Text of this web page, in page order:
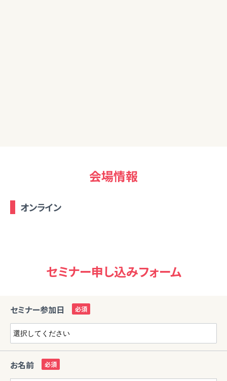
会場情報
オンライン
セミナー申し込みフォーム
セミナー参加日
お名前